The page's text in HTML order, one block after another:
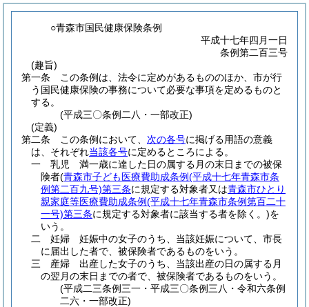
○青森市国民健康保険条例
平成十七年四月一日
条例第二百三号
(趣旨)
第一条
この条例は、法令に定めがあるもののほか、市が行
う国民健康保険の事務について必要な事項を定めるものと
する。
(平成三〇条例二八・一部改正)
(定義)
第二条
この条例において、 次の各号に掲げる用語の意義
は、それぞれ当該各号に定めるところによる。
一
乳児 満一歳に達した日の属する月の末日までの被保
険者(青森市子ども医療費助成条例(平成十七年青森市条
例第二百九号)第三条に規定する対象者又は青森市ひとり
親家庭等医療費助成条例(平成十七年青森市条例第百二十
一号)第三条に規定する対象者に該当する者を除く。)を
いう。
二
妊婦 妊娠中の女子のうち、当該妊娠について、市長
に届出した者で、被保険者であるものをいう。
三
産婦 出産した女子のうち、当該出産の日の属する月
の翌月の末日までの者で、被保険者であるものをいう。
(平成二三条例三一・平成三〇条例三八・令和六条例
二六・一部改正)